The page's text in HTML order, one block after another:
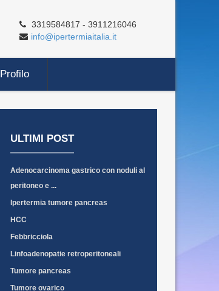
3319584817 - 3911216046
info@ipertermiaitalia.it
Profilo
ULTIMI POST
Adenocarcinoma gastrico con noduli al
peritoneo e ...
Ipertermia tumore pancreas
HCC
Febbricciola
Linfoadenopatie retroperitoneali
Tumore pancreas
Tumore ovarico